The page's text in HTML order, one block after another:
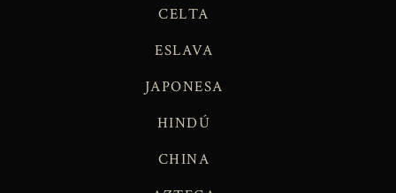
CELTA
ESLAVA
JAPONESA
HINDÚ
CHINA